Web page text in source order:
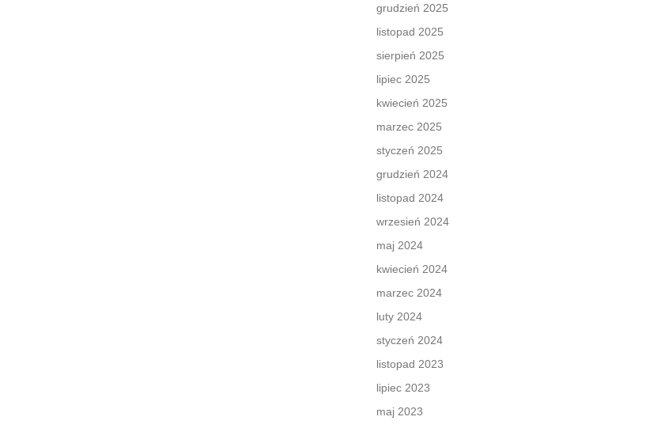
grudzień 2025
listopad 2025
sierpień 2025
lipiec 2025
kwiecień 2025
marzec 2025
styczeń 2025
grudzień 2024
listopad 2024
wrzesień 2024
maj 2024
kwiecień 2024
marzec 2024
luty 2024
styczeń 2024
listopad 2023
lipiec 2023
maj 2023